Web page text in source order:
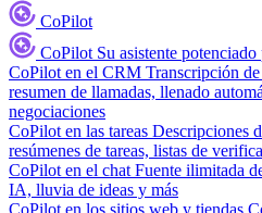
CoPilot
CoPilot Su asistente
CoPilot en el CRM Transcripción
resumen de llamadas, llenado
negociaciones
CoPilot en las tareas Descripciones
resúmenes de tareas, listas de
CoPilot en el chat Fuente ilimitada
IA, lluvia de ideas y más
CoPilot en los sitios web y tiendas